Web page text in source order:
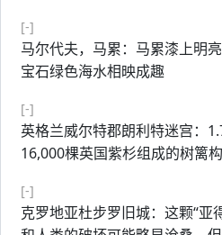
[-]
马尔代夫，马累：马累漆上明
宝石绿色海水相映成趣
[-]
英格兰威尔特郡朗利特迷宫：
16,000棵英国紫杉组成的树篱
[-]
克罗地亚杜步罗旧城：这颗“亚